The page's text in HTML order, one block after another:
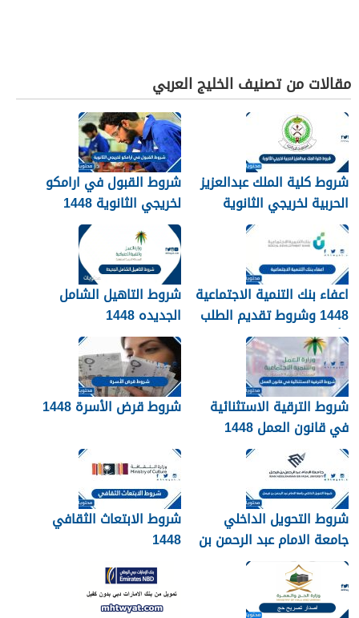
مقالات من تصنيف الخليج العربي
شروط كلية الملك عبدالعزيز
الحربية لخريجي الثانوية
1448
شروط القبول في ارامكو
لخريجي الثانوية 1448
اعفاء بنك التنمية الاجتماعية
1448 وشروط تقديم الطلب
وأهم الأوراق والمستندات
شروط التاهيل الشامل
الجديده 1448
شروط الترقية الاستثنائية
في قانون العمل 1448
شروط قرض الأسرة 1448
شروط التحويل الداخلي
جامعة الامام عبد الرحمن بن
فيصل 1448
شروط الابتعاث الثقافي
1448